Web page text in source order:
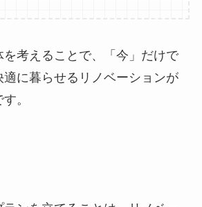
を考えることで、「今」だけで
適に暮らせるリノベーションが
。